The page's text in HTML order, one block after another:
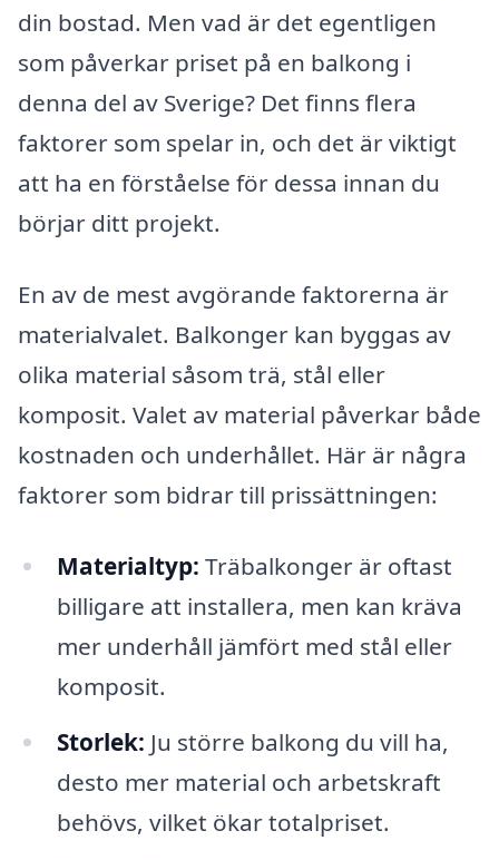
din bostad. Men vad är det egentligen
som påverkar priset på en balkong i
denna del av Sverige? Det finns flera
faktorer som spelar in, och det är viktigt
att ha en förståelse för dessa innan du
börjar ditt projekt.
En av de mest avgörande faktorerna är
materialvalet. Balkonger kan byggas av
olika material såsom trä, stål eller
komposit. Valet av material påverkar både
kostnaden och underhållet. Här är några
faktorer som bidrar till prissättningen:
Materialtyp: Träbalkonger är oftast
billigare att installera, men kan kräva
mer underhåll jämfört med stål eller
komposit.
Storlek: Ju större balkong du vill ha,
desto mer material och arbetskraft
behövs, vilket ökar totalpriset.